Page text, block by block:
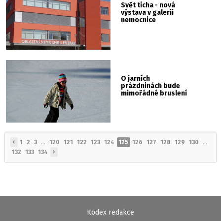
Svět ticha - nová
výstava v galerii
nemocnice
O jarních
prázdninách bude
mimořádné bruslení
‹ 1 2 3 ... 120 121 122 123 124 125 126 127 128 129 130
...
132
133 134 ›
Kodex redakce